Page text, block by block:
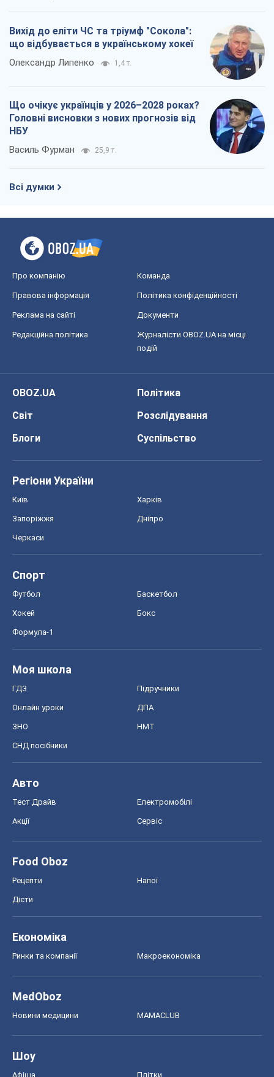
Вихід до еліти ЧС та тріумф "Сокола":
що відбувається в українському хокеї
Олександр Липенко 1,4 т.
Що очікує українців у 2026–2028 роках?
Головні висновки з нових прогнозів від
НБУ
Василь Фурман 25,9 т.
Всі думки
Про компанію Команда
Правова інформація Політика конфіденційності
Реклама на сайті Документи
Редакційна політика
Журналісти OBOZ.UA на місці
подій
OBOZ.UA
Політика
Світ
Розслідування
Блоги
Суспільство
Регіони України
Київ Харків
Запоріжжя Дніпро
Черкаси
Спорт
Футбол Баскетбол
Хокей Бокс
Формула-1
Моя школа
ГДЗ Підручники
Онлайн уроки ДПА
ЗНО НМТ
СНД посібники
Авто
Тест Драйв Електромобілі
Акції Сервіс
Food Oboz
Рецепти Напої
Дієти
Економіка
Ринки та компанії Макроекономіка
MedOboz
Новини медицини MAMACLUB
Шоу
Афіша Плітки